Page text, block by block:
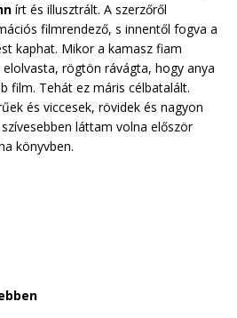
írt és illusztrált. A szerzőről
filmrendező, s innentől fogva a
kaphat. Mikor a kamasz fiam
rögtön rávágta, hogy anya
film. Tehát ez máris célbatalált.
és viccesek, rövidek és nagyon
láttam volna először
könyvben.